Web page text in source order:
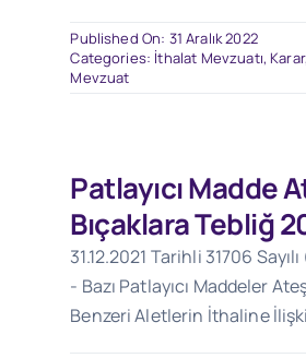
Published On: 31 Aralık 2022
Categories: İthalat Mevzuatı,
Mevzuat
Patlayıcı Madde
Bıçaklara Tebliğ
31.12.2021 Tarihli 31706
- Bazı Patlayıcı Maddeler
Benzeri Aletlerin İthaline